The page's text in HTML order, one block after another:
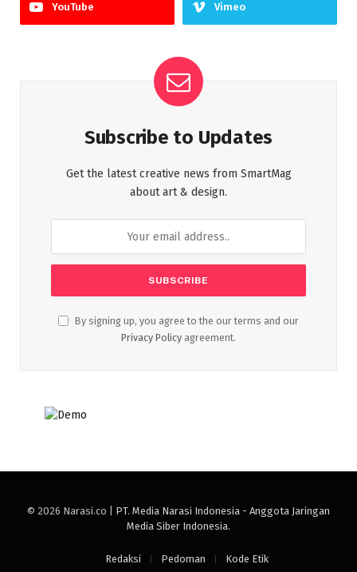
YouTube Vimeo
Subscribe to Updates
Get the latest creative news from SmartMag
about art & design.
By signing up, you agree to the our terms and our
Privacy Policy agreement.
© 2026 Narasi.co | PT. Media Narasi Indonesia - Anggota Jaringan
Media Siber Indonesia.
Redaksi Pedoman Kode Etik